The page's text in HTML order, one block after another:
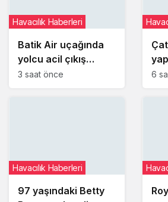
Batik Air uçağında
yolcu acil çıkış
kapısını açmaya
Havacılık Haberleri
3 saat önce 6
97 yaşındaki Betty
Havacılık Haberleri